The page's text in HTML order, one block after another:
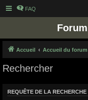
FAQ
Accueil Accueil du forum
Rechercher
REQUÊTE DE LA RECHERCHE